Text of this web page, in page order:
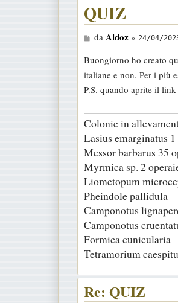
QUIZ
M
s
s
a
g
i
o
da Aldoz» 24/04/
Buongiorno ho creato
italiane e non. Per i più
P.S. quando aprite il
Colonie in
Lasius emarginatus
Messor barbarus 35
Myrmica sp. 2
Liometopum
Pheindole pallidula
Camponotus
Camponotus
Formica cunicularia
Tetramorium
Re: QUIZ